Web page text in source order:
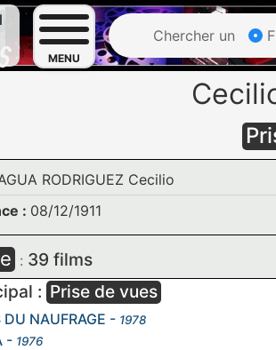
MENU
Chercher un
RODRIGUEZ Cecilio
: 08/12/1911
: 39 films
: Prise de vues
DU NAUFRAGE - 1978
- 1976